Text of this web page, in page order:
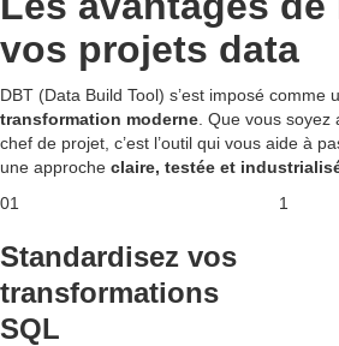
vos projets data
DBT (Data Build Tool) s’est imposé comme
transformation moderne . Que vous
chef de projet, c’est l’outil qui vous aide à
une approche claire, testée et
01
Standardisez vos
transformations
SQL
1